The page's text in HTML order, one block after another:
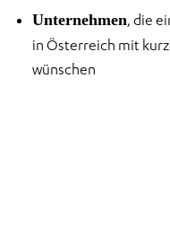
Unternehmen, die
in Österreich mit
wünschen